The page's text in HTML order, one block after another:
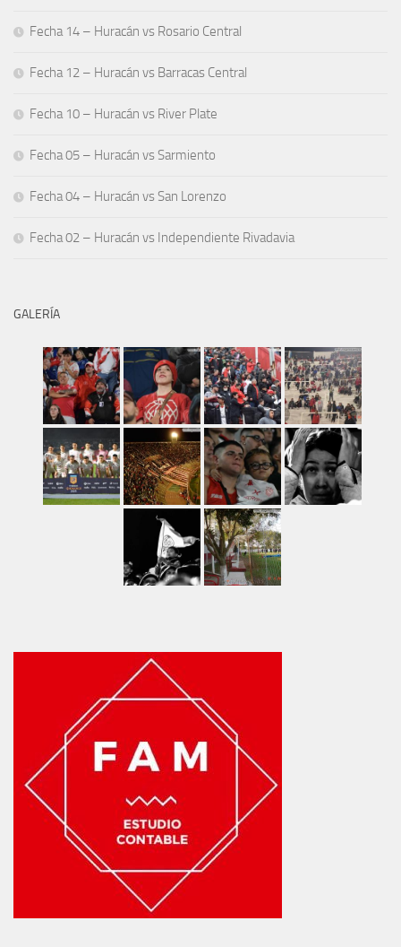
Fecha 14 – Huracán vs Rosario Central
Fecha 12 – Huracán vs Barracas Central
Fecha 10 – Huracán vs River Plate
Fecha 05 – Huracán vs Sarmiento
Fecha 04 – Huracán vs San Lorenzo
Fecha 02 – Huracán vs Independiente Rivadavia
GALERÍA